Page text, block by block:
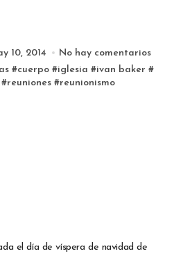
10, 2014
No hay comentarios
#cuerpo #iglesia #ivan baker #
#reuniones #reunionismo
el día de víspera de navidad de